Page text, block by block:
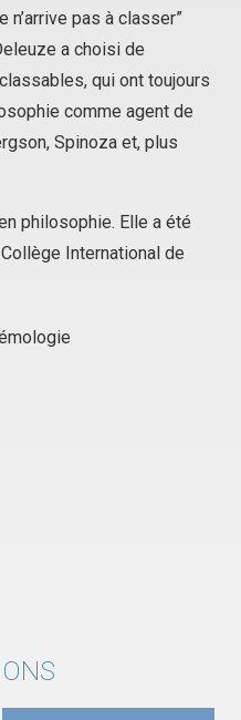
n’arrive pas à classer”
a choisi de
qui ont toujours
comme agent de
Spinoza et, plus
philosophie. Elle a été
International de